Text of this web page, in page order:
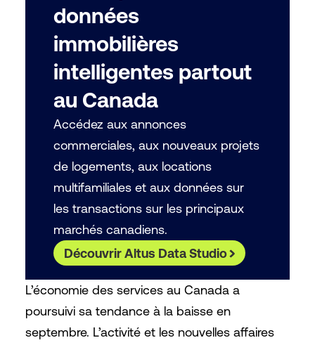
données
immobilières
intelligentes partout
au Canada
Accédez aux annonces
commerciales, aux nouveaux projets
de logements, aux locations
multifamiliales et aux données sur
les transactions sur les principaux
marchés canadiens.
Découvrir Altus Data Studio
L’économie des services au Canada a
poursuivi sa tendance à la baisse en
septembre. L’activité et les nouvelles affaires